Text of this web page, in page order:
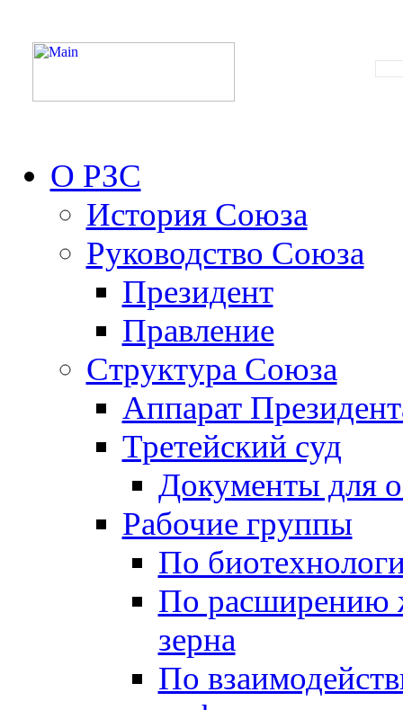
О РЗС
История Союза
Руководство Союза
Президент
Правление
Структура Союза
Аппарат
Третейский суд
Документы для
Рабочие группы
По
По расширению
зерна
По